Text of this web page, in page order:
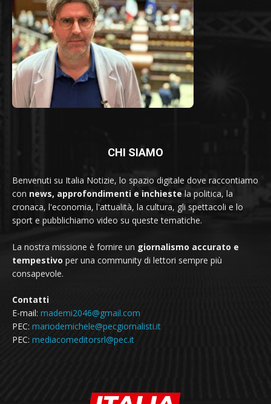
CHI SIAMO
Benvenuti su Italia Notizie, lo spazio digitale dove raccontiamo
con news, approfondimenti e inchieste la politica, la
cronaca, l'economia, l'attualità, la cultura, gli spettacoli e lo
sport e pubblichiamo video su queste tematiche.
La nostra missione è fornire un giornalismo accurato e
tempestivo per una community di lettori sempre più
consapevole.
Contatti
E-mail: mademi2046@gmail.com
PEC: mariodemichele@pecgiornalisti.it
PEC: mediacomeditorsrl@pec.it